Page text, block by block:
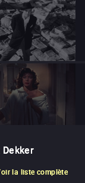
Dekker
la liste complète